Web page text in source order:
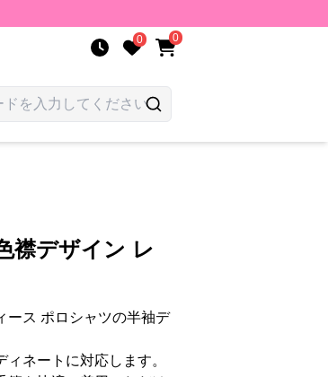
0 0
襟デザイン レ
ース ポロシャツの半袖デ
ネートに対応します。